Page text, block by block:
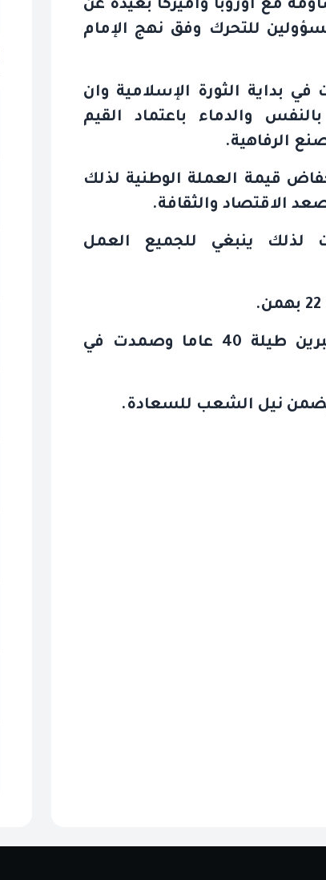
مع أوروبا وأميركا بعيدة عن
للتحرك وفق نهج الإمام
بداية الثورة الإسلامية وان
والدماء باعتماد القيم
الرفاهية.
قيمة العملة الوطنية لذلك
الاقتصاد والثقافة.
لذلك ينبغي للجميع العمل
.
ونوه إلى أن الثورة سلبت الراحة من المستكبرين طيلة 40 عاما وصمدت في
يضمن نيل الشعب للسعادة.